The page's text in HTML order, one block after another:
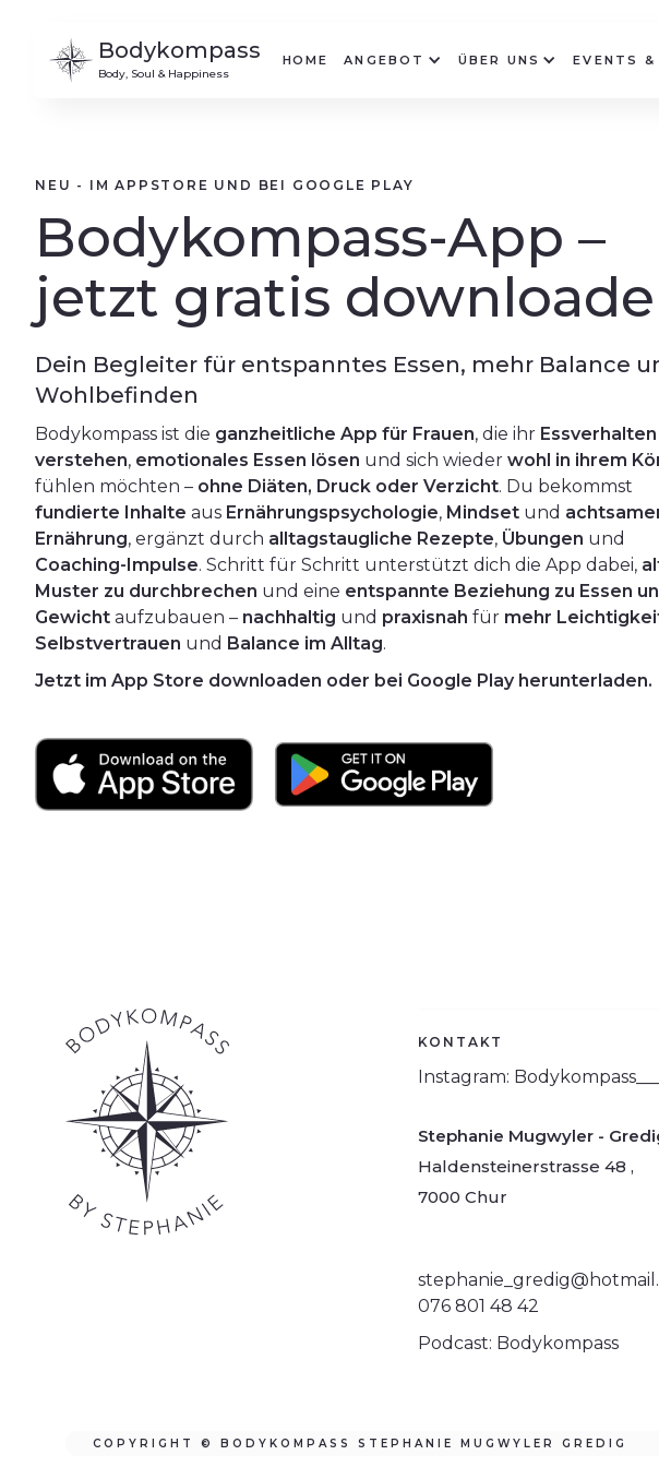
Bodykompass
Body, Soul & Happiness
HOME ANGEBOT ÜBER UNS EVENTS &
NEU - IM APPSTORE UND BEI GOOGLE PLAY
Bodykompass-App –
jetzt gratis
Dein Begleiter für entspanntes Essen, mehr Balance
Wohlbefinden
Bodykompass ist die ganzheitliche App für Frauen, die ihr Essverhalten
verstehen, emotionales Essen lösen und sich wieder wohl in ihrem
fühlen möchten – ohne Diäten, Druck oder Verzicht. Du bekommst
fundierte Inhalte aus Ernährungspsychologie, Mindset und
Ernährung, ergänzt durch alltagstaugliche Rezepte, Übungen und
Coaching-Impulse. Schritt für Schritt unterstützt dich die App dabei,
Muster zu durchbrechen und eine entspannte Beziehung zu Essen
Gewicht aufzubauen – nachhaltig und praxisnah für mehr
Selbstvertrauen und Balance im Alltag.
Jetzt im App Store downloaden oder bei Google Play herunterladen.
KONTAKT
Instagram:
Stephanie Mugwyler -
Haldensteinerstrasse 48 ,
7000 Chur
076 801 48 42
Podcast: Bodykompass
COPYRIGHT © BODYKOMPASS STEPHANIE MUGWYLER GREDIG